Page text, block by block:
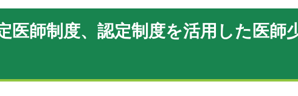
医師制度、認定制度を活用した医師